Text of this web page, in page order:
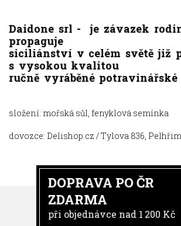
Daidone srl - je závazek
propaguje
siciliánství v celém světě již
s vysokou kvalitou
ručně vyráběné
složení: mořská sůl, fenyklová semínka
dovozce: Delishop.cz / Tylova 836,
DOPRAVA PO ČR
ZDARMA
při objednávce nad 1 200 Kč